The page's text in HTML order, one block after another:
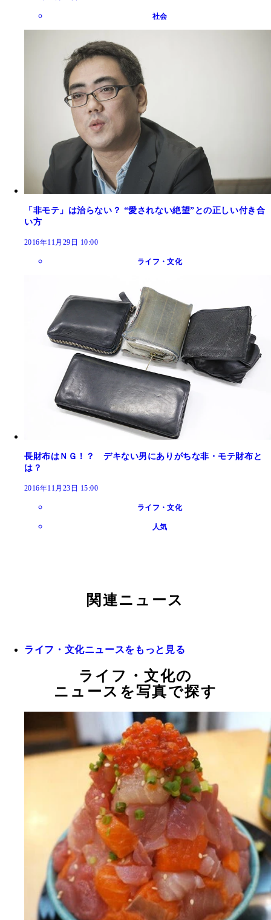
社会
「非モテ」は治らない？ “愛されない絶望”との正しい付き合
い方
2016年11月29日 10:00
ライフ・文化
長財布はＮＧ！？ デキない男にありがちな非・モテ財布と
は？
2016年11月23日 15:00
ライフ・文化
人気
関連ニュース
ライフ・文化ニュースをもっと見る
ライフ・文化の
ニュースを写真で探す